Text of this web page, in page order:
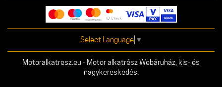
Select Language ▼
Motoralkatresz.eu - Motor alkatrész Webáruház, kis- és
nagykereskedés.